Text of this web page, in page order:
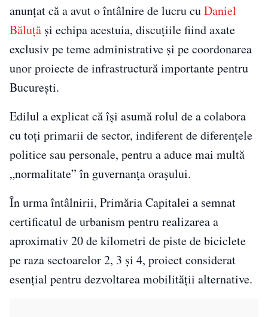
anunțat că a avut o întâlnire de lucru cuDaniel
Băluță și echipa acestuia, discuțiile fiind axate
exclusiv pe teme administrative și pe coordonarea
unor proiecte de infrastructură importante pentru
București.
Edilul a explicat că își asumă rolul de a colabora
cu toți primarii de sector, indiferent de diferențele
politice sau personale, pentru a aduce mai multă
„normalitate” în guvernanța orașului.
În urma întâlnirii, Primăria Capitalei a semnat
certificatul de urbanism pentru realizarea a
aproximativ 20 de kilometri de piste de biciclete
pe raza sectoarelor 2, 3 și 4, proiect considerat
esențial pentru dezvoltarea mobilității alternative.